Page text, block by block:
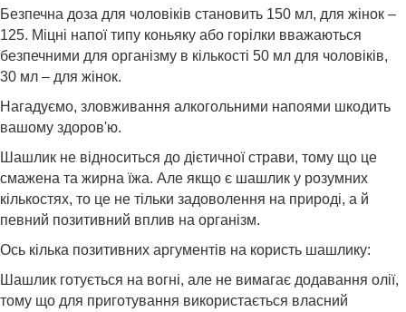
Безпечна доза для чоловіків становить 150 мл, для жінок –
125. Міцні напої типу коньяку або горілки вважаються
безпечними для організму в кількості 50 мл для чоловіків,
30 мл – для жінок.
Нагадуємо, зловживання алкогольними напоями шкодить
вашому здоров'ю.
Шашлик не відноситься до дієтичної страви, тому що це
смажена та жирна їжа. Але якщо є шашлик у розумних
кількостях, то це не тільки задоволення на природі, а й
певний позитивний вплив на організм.
Ось кілька позитивних аргументів на користь шашлику:
Шашлик готується на вогні, але не вимагає додавання олії,
тому що для приготування використається власний